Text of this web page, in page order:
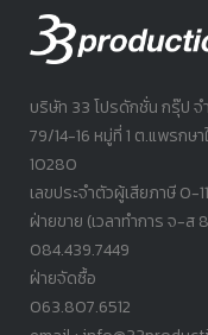
บริษัท 33 โปรดักชั่น กรุ๊ป
79/14-16 หมู่ที่ 1 ต.แพรกษ
10280
เลขประจำตัวผู้เสียภาษี 0-
ฝ่ายขาย (เวลาทำการ จ-ส
084.439.7449
ฝ่ายจัดซื้อ
063.807.6512